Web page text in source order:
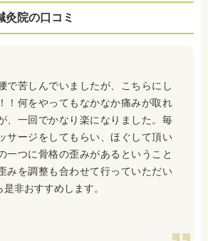
灸院の口コミ
で苦しんでいましたが、こちらにし
！何をやってもなかなか痛みが取れ
、一回でかなり楽になりました。毎
サージをしてもらい、ほぐして頂い
一つに骨格の歪みがあるということ
みを調整も合わせて行っていただい
非おすすめします。